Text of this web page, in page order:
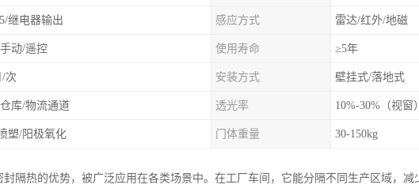
继电器输出 感应方式 雷达/红外/地磁
动/遥控 使用寿命 ≥5年
/次 安装方式 壁挂式/落地式
库/物流通道 透光率 10%-30%（视窗）
塑/阳极氧化 门体重量 30-150kg
隔热的优势，被广泛应用在各类场景中。在工厂车间，它能分隔不同生产区域，减